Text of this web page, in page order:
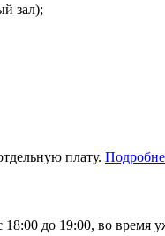
зал);
плату.
до 19:00, во время